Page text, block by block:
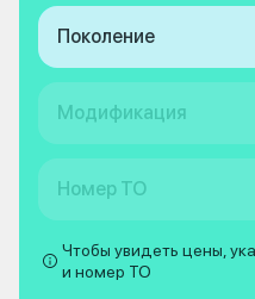
Поколение
Модификация
Номер ТО
Чтобы увидеть цены,
и номер ТО